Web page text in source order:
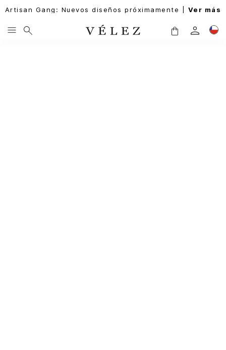
Artisan Gang: Nuevos diseños próximamente | Ver más